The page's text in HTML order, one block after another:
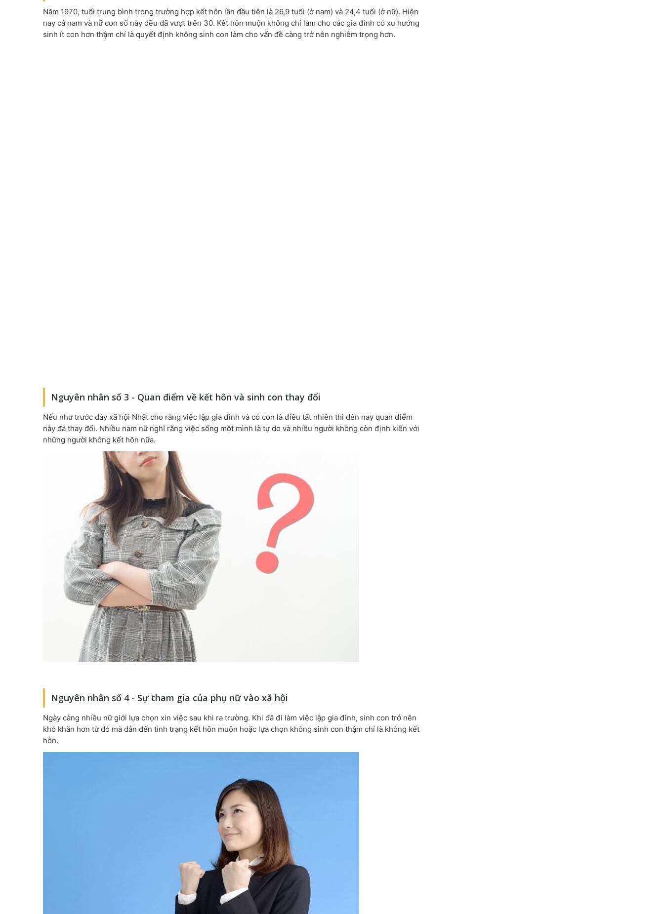
Năm 1970, tuổi trung bình trong trường hợp kết hôn lần đầu tiên là 26,9 tuổi (ở nam) và 24,4 tuổi (ở nữ). Hiện
nay cả nam và nữ con số này đều đã vượt trên 30. Kết hôn muộn không chỉ làm cho các gia đình có xu hướng
sinh ít con hơn thậm chí là quyết định không sinh con làm cho vấn đề càng trở nên nghiêm trọng hơn.
Nguyên nhân số 3 - Quan điểm về kết hôn và sinh con thay đổi
Nếu như trước đây xã hội Nhật cho rằng việc lập gia đình và có con là điều tất nhiên thì đến nay quan điểm
này đã thay đổi. Nhiều nam nữ nghĩ rằng việc sống một mình là tự do và nhiều người không còn định kiến với
những người không kết hôn nữa.
Nguyên nhân số 4 - Sự tham gia của phụ nữ vào xã hội
Ngày càng nhiều nữ giới lựa chọn xin việc sau khi ra trường. Khi đã đi làm việc lập gia đình, sinh con trở nên
khó khăn hơn từ đó mà dẫn đến tình trạng kết hôn muộn hoặc lựa chọn không sinh con thậm chí là không kết
hôn.